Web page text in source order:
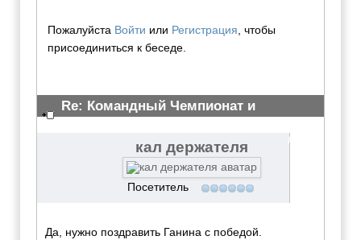
Пожалуйста Войти или Регистрация, чтобы
присоединиться к беседе.
Re: Командный Чемпионат и
#3071
кал держателя
Посетитель
Да, нужно поздравить Ганина с победой.